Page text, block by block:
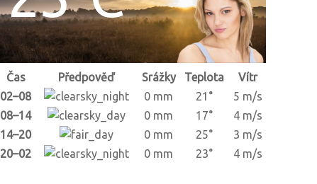
Čas Předpověď Srážky Teplota
Vítr
02–08
0 mm 21°
5 m/s
08–14
0 mm 17°
4 m/s
14–20
0 mm 25°
3 m/s
20–02
0 mm 23° 4 m/s